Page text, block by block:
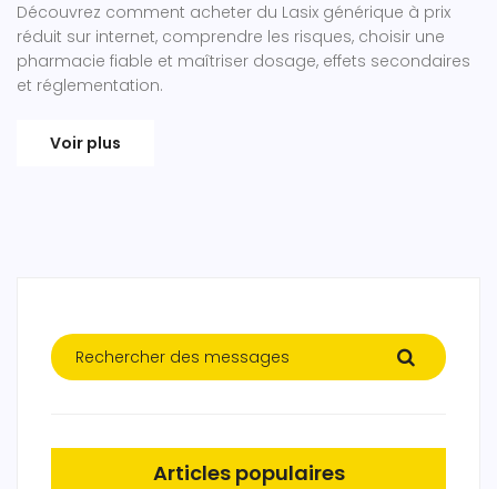
Découvrez comment acheter du Lasix générique à prix
réduit sur internet, comprendre les risques, choisir une
pharmacie fiable et maîtriser dosage, effets secondaires
et réglementation.
Voir plus
Articles populaires